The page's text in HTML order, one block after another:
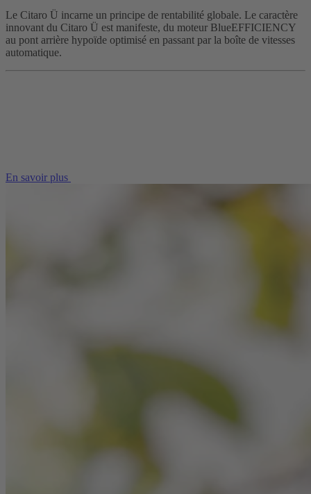
Le Citaro Ü incarne un principe de rentabilité globale. Le caractère
innovant du Citaro Ü est manifeste, du moteur BlueEFFICIENCY
au pont arrière hypoïde optimisé en passant par la boîte de vitesses
automatique.
En savoir plus